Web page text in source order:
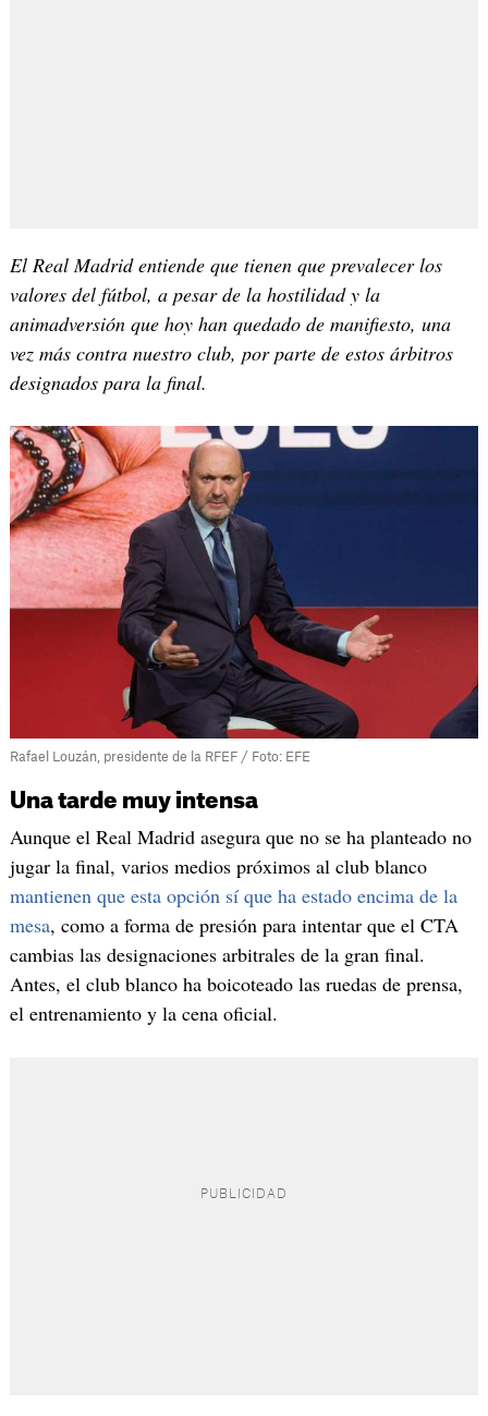
El Real Madrid entiende que tienen que prevalecer los
valores del fútbol, a pesar de la hostilidad y la
animadversión que hoy han quedado de manifiesto, una
vez más contra nuestro club, por parte de estos árbitros
designados para la final.
Rafael Louzán, presidente de la RFEF / Foto: EFE
Una tarde muy intensa
Aunque el Real Madrid asegura que no se ha planteado no
jugar la final, varios medios próximos al club blanco
mantienen que esta opción sí que ha estado encima de la
mesa, como a forma de presión para intentar que el CTA
cambias las designaciones arbitrales de la gran final.
Antes, el club blanco ha boicoteado las ruedas de prensa,
el entrenamiento y la cena oficial.